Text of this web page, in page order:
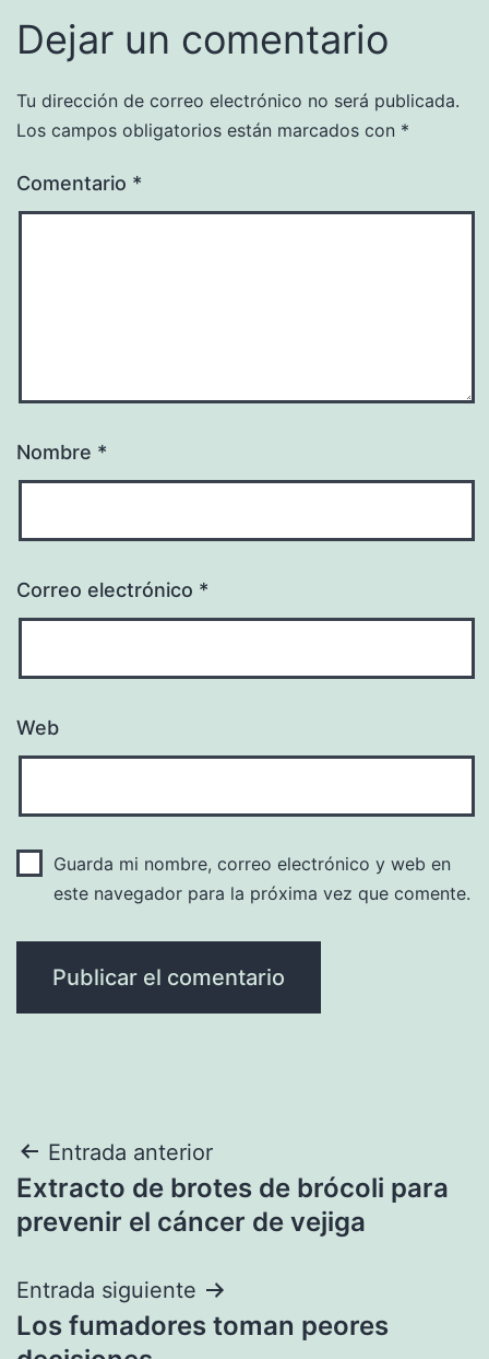
Dejar un comentario
Tu dirección de correo electrónico no será publicada.
Los campos obligatorios están marcados con *
Comentario *
Nombre *
Correo electrónico *
Web
Guarda mi nombre, correo electrónico y web en
este navegador para la próxima vez que comente.
Navegación
de
Entrada anterior
Extracto de brotes de brócoli para
prevenir el cáncer de vejiga
Entrada siguiente
Los fumadores toman peores